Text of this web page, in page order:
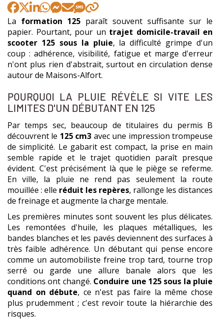
La formation 125 paraît souvent suffisante sur le
papier. Pourtant, pour un trajet domicile-travail en
scooter 125 sous la pluie, la difficulté grimpe d'un
coup : adhérence, visibilité, fatigue et marge d'erreur
n'ont plus rien d'abstrait, surtout en circulation dense
autour de Maisons-Alfort.
POURQUOI LA PLUIE RÉVÈLE SI VITE LES
LIMITES D'UN DÉBUTANT EN 125
Par temps sec, beaucoup de titulaires du permis B
découvrent le 125 cm3 avec une impression trompeuse
de simplicité. Le gabarit est compact, la prise en main
semble rapide et le trajet quotidien paraît presque
évident. C'est précisément là que le piège se referme.
En ville, la pluie ne rend pas seulement la route
mouillée : elle réduit les repères, rallonge les distances
de freinage et augmente la charge mentale.
Les premières minutes sont souvent les plus délicates.
Les remontées d'huile, les plaques métalliques, les
bandes blanches et les pavés deviennent des surfaces à
très faible adhérence. Un débutant qui pense encore
comme un automobiliste freine trop tard, tourne trop
serré ou garde une allure banale alors que les
conditions ont changé. Conduire une 125 sous la pluie
quand on débute, ce n'est pas faire la même chose
plus prudemment ; c'est revoir toute la hiérarchie des
risques.